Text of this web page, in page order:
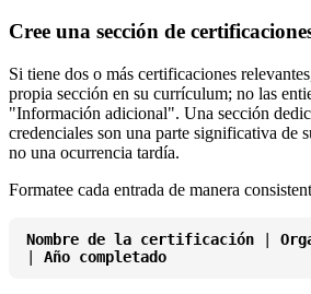
Cree una sección de
Si tiene dos o más certificaciones
propia sección en su currículum; no las
"Información adicional". Una sección
credenciales son una parte significativa de
no una ocurrencia tardía.
Formatee cada entrada de manera
Nombre de la certificación
Año completado